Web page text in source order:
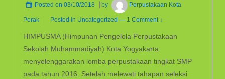
Posted on 03/10/2018 by Perpustakaan Kota
Perak Posted in Uncategorized — 1 Comment ↓
HIMPUSMA (Himpunan Pengelola Perpustakaan
Sekolah Muhammadiyah) Kota Yogyakarta
menyelenggarakan lomba perpustakaan tingkat SMP
pada tahun 2016. Setelah melewati tahapan seleksi